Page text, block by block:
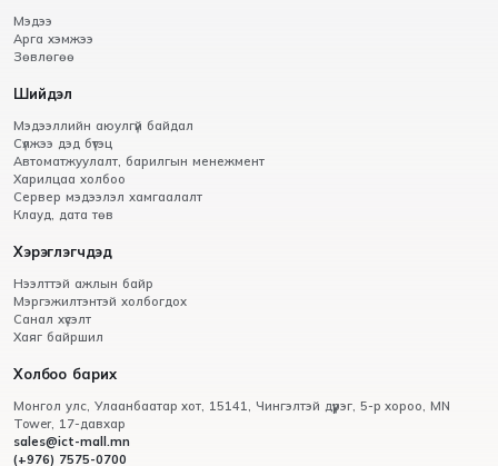
Мэдээ
Арга хэмжээ
Зөвлөгөө
Шийдэл
Мэдээллийн аюулгүй байдал
Сүлжээ дэд бүтэц
Автоматжуулалт, барилгын менежмент
Харилцаа холбоо
Сервер мэдээлэл хамгаалалт
Клауд, дата төв
Хэрэглэгчдэд
Нээлттэй ажлын байр
Мэргэжилтэнтэй холбогдох
Санал хүсэлт
Хаяг байршил
Холбоо барих
Монгол улс, Улаанбаатар хот, 15141, Чингэлтэй дүүрэг, 5-р хороо, МN
Tower, 17-давхар
sales@ict-mall.mn
(+976) 7575-0700